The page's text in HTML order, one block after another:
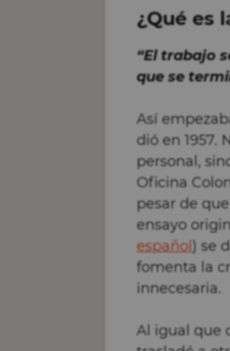
¿Qué es
“El trabajo
que se
Así
dió en 1957.
personal,
Oficina
pesar de
ensayo
español ) se
fomenta la
innecesaria.
Al igual que